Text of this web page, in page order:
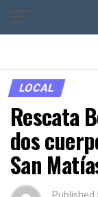
LOCAL
Rescata
dos
San